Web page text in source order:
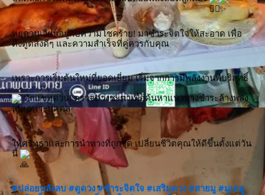
หยุดวนเวียนอยู่กับความโชคร้าย! มาชำระจิตใจให้สะอาด เพื่อ
ดึงดูดสิ่งดีๆ และความสำเร็จที่คู่ควรกับคุณ
เพราะการเริ่มต้นใหม่ที่ยอดเยี่ยม เริ่มจากการมีพลังงานที่บริสุทธิ์
ทักแชทด่วน! ตรวจดวงชะตาเพื่อค้นหาแนวทางชำระล้างพลัง
ลบเฉพาะบุคคล
ให้ศรัทธาและการนำทางที่ถูกจุด เปลี่ยนชีวิตคุณให้ดีขึ้นตั้งแต่วัน
นี้
#ปล่อยพลังลบ #ดูดวง #ชำระจิตใจ #เสริมดวง #สายมู #มูเตลู